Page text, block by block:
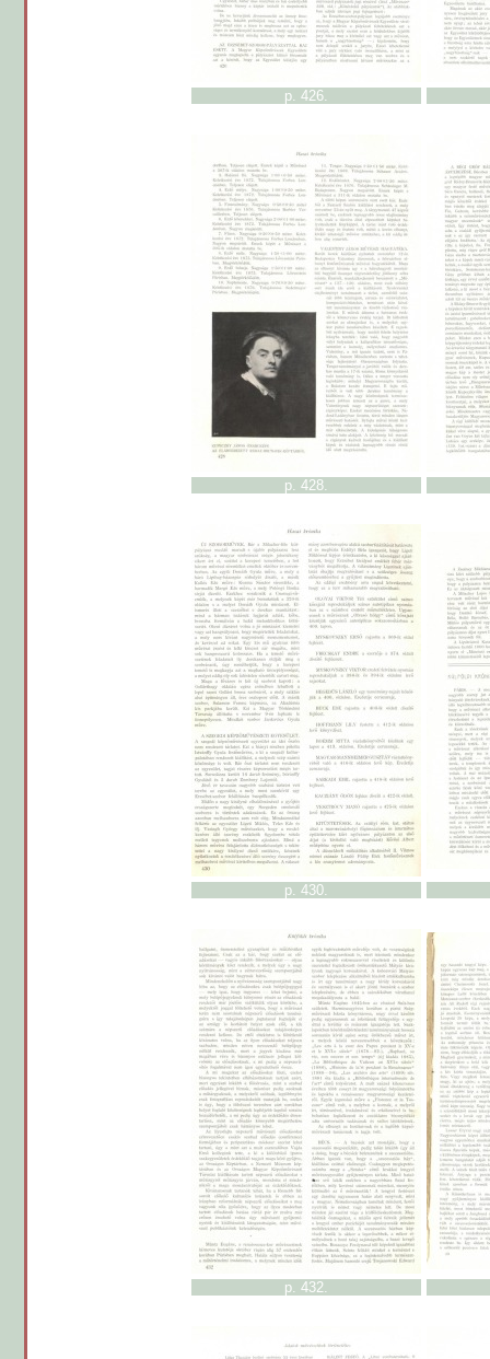
p. 426.
p. 428.
p. 430.
p. 432.